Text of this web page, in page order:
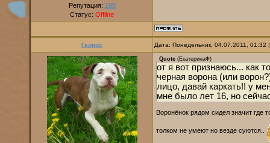
Репутация: 150
Статус: Offline
Гелиос Дата: Понедельник, 04.07.2011,
Quote (ЕкатеринаФ)
от я вот признаюсь... как
черная ворона (или
лицо, давай каркать!! у
мне было лет 16, но
Воронёнок рядом сидел значит где
толком не умеют но везде суются..